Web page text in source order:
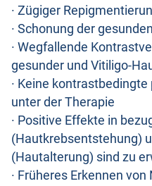
· Zügiger
· Schonung der
· Wegfallende
gesunder und Vitiligo-
· Keine
unter der Therapie
· Positive Effekte in
(Hautkrebsentstehung)
(Hautalterung) sind zu
· Früheres Erkennen